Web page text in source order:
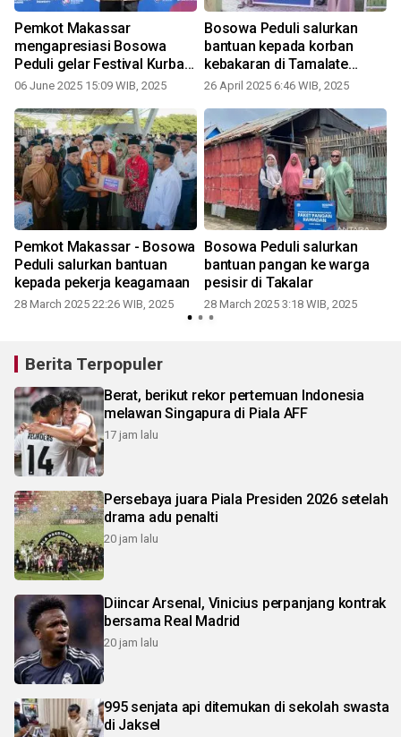
Pemkot Makassar
mengapresiasi Bosowa
Peduli gelar Festival Kurban
2025
06 June 2025 15:09 WIB, 2025
Bosowa Peduli salurkan
bantuan kepada korban
kebakaran di Tamalate
Makassar
26 April 2025 6:46 WIB, 2025
Pemkot Makassar - Bosowa
Peduli salurkan bantuan
kepada pekerja keagamaan
28 March 2025 22:26 WIB, 2025
Bosowa Peduli salurkan
bantuan pangan ke warga
pesisir di Takalar
28 March 2025 3:18 WIB, 2025
Berita Terpopuler
Berat, berikut rekor pertemuan Indonesia
melawan Singapura di Piala AFF
17 jam lalu
Persebaya juara Piala Presiden 2026 setelah
drama adu penalti
20 jam lalu
Diincar Arsenal, Vinicius perpanjang kontrak
bersama Real Madrid
20 jam lalu
995 senjata api ditemukan di sekolah swasta
di Jaksel